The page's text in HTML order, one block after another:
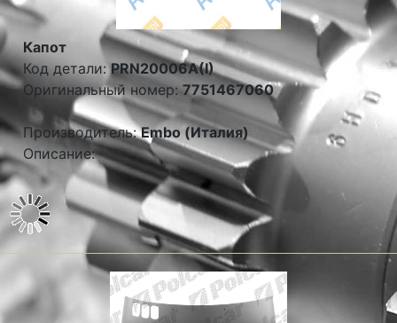
Капот
Код детали:PRN20006A(I)
Оригинальный номер:7751467060
Производитель:Embo (Италия)
Описание: